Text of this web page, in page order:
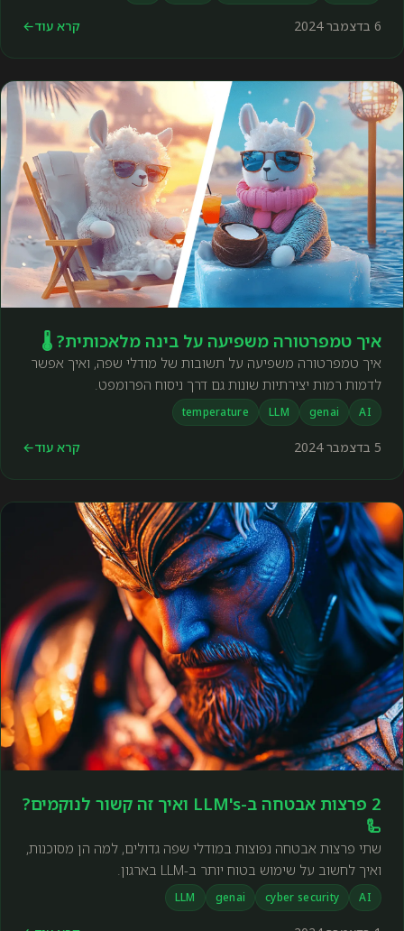
6 בדצמבר 2024 קרא עוד←
איך טמפרטורה משפיעה על בינה מלאכותית? 🌡️
איך טמפרטורה משפיעה על תשובות של מודלי שפה, ואיך אפשר
לדמות רמות יצירתיות שונות גם דרך ניסוח הפרומפט.
AI
genai
LLM
temperature
5 בדצמבר 2024 קרא עוד←
2 פרצות אבטחה ב-LLM's ואיך זה קשור לנוקמים?
🦾
שתי פרצות אבטחה נפוצות במודלי שפה גדולים, למה הן מסוכנות,
ואיך לחשוב על שימוש בטוח יותר ב-LLM בארגון.
AI
cyber security
genai
LLM